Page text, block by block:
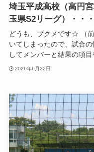
埼玉平成高校（高円
玉県S2リーグ）・・
どうも、ブクメです☆ （
いてしまったので、試合
してメンバーと結果の項
2026年6月22日